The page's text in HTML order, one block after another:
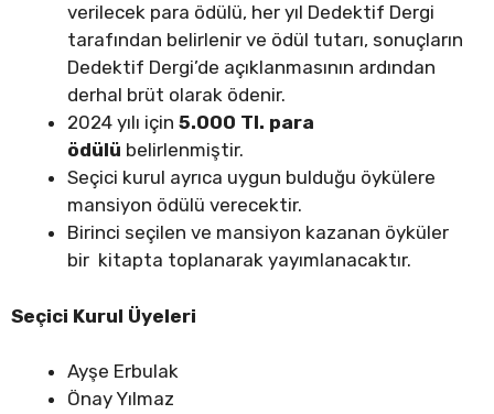
verilecek para ödülü, her yıl Dedektif Dergi
tarafından belirlenir ve ödül tutarı, sonuçların
Dedektif Dergi’de açıklanmasının ardından
derhal brüt olarak ödenir.
2024 yılı için 5.000 Tl. para
ödülü belirlenmiştir.
Seçici kurul ayrıca uygun bulduğu öykülere
mansiyon ödülü verecektir.
Birinci seçilen ve mansiyon kazanan öyküler
bir kitapta toplanarak yayımlanacaktır.
Seçici Kurul Üyeleri
Ayşe Erbulak
Önay Yılmaz